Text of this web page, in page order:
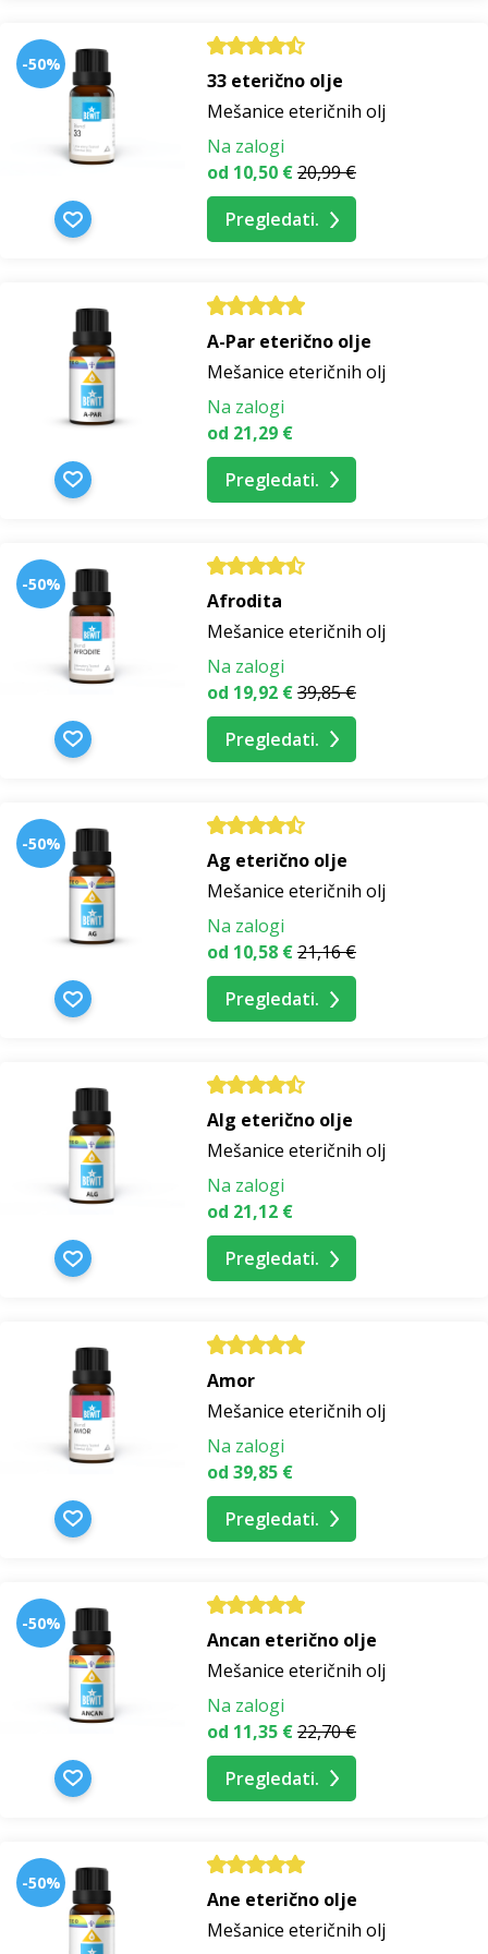
-50%
33 eterično olje
Mešanice eteričnih olj
Na zalogi
od 10,50 €20,99 €
Pregledati.
A-Par eterično olje
Mešanice eteričnih olj
Na zalogi
od 21,29 €
Pregledati.
-50%
Afrodita
Mešanice eteričnih olj
Na zalogi
od 19,92 €39,85 €
Pregledati.
-50%
Ag eterično olje
Mešanice eteričnih olj
Na zalogi
od 10,58 €21,16 €
Pregledati.
Alg eterično olje
Mešanice eteričnih olj
Na zalogi
od 21,12 €
Pregledati.
Amor
Mešanice eteričnih olj
Na zalogi
od 39,85 €
Pregledati.
-50%
Ancan eterično olje
Mešanice eteričnih olj
Na zalogi
od 11,35 €22,70 €
Pregledati.
-50%
Ane eterično olje
Mešanice eteričnih olj